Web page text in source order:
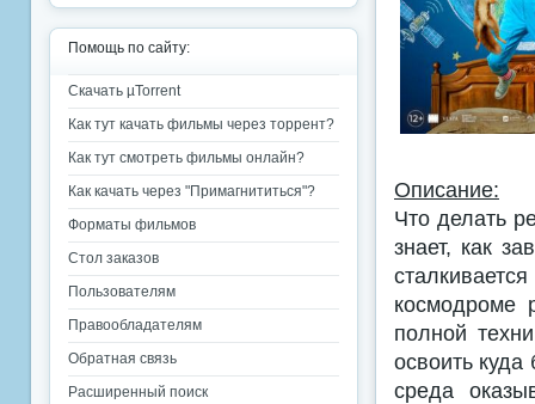
Описание:
Что делать
знает, как
космодроме
полной
освоить
среда
Помощь по сайту:
Скачать µTorrent
Как тут качать фильмы через торрент?
Как тут смотреть фильмы онлайн?
Как качать через "Примагнититься"?
Форматы фильмов
Стол заказов
Пользователям
Правообладателям
Обратная связь
Расширенный поиск